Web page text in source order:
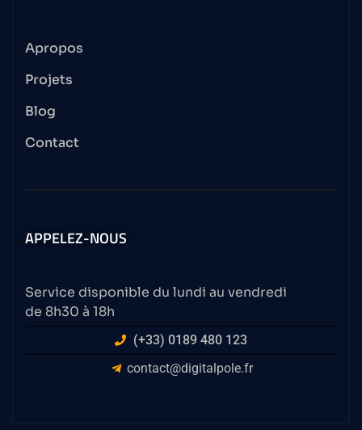
Apropos
Projets
Blog
Contact
APPELEZ-NOUS
Service disponible du lundi au vendredi
de 8h30 à 18h
(+33) 0189 480 123
contact@digitalpole.fr